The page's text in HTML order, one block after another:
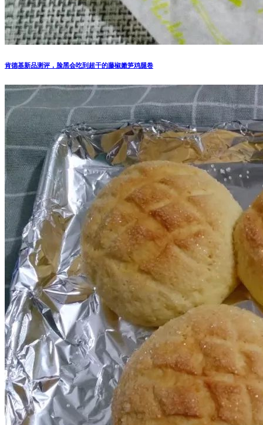
肯德基新品测评，脸黑会吃到超干的藤椒嫩笋鸡腿卷